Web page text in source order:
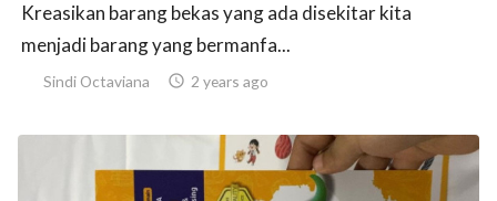
Kreasikan barang bekas yang ada disekitar kita
menjadi barang yang bermanfa...
Sindi Octaviana  2 years ago